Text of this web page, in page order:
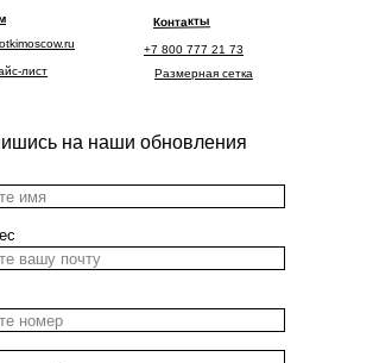
Контакты
+7 800 777 21 73
лист
Размерная сетка
на наши обновления